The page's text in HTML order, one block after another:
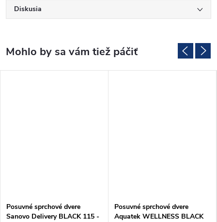
Diskusia
Posuvné sprchové dvere
Sanovo Delivery BLACK 115 -
Posuvné sprchové dvere
Aquatek WELLNESS BLACK